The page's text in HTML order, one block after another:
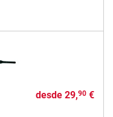
desde 29,90€